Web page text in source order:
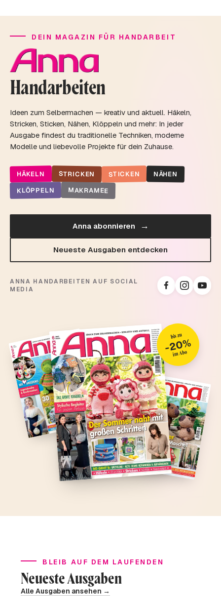
DEIN MAGAZIN FÜR HANDARBEIT
Handarbeiten
Ideen zum Selbermachen — kreativ und aktuell. Häkeln,
Stricken, Sticken, Nähen, Klöppeln und mehr: In jeder
Ausgabe findest du traditionelle Techniken, moderne
Modelle und liebevolle Projekte für dein Zuhause.
HÄKELN STRICKEN STICKEN NÄHEN
KLÖPPELN MAKRAMEE
Anna abonnieren →
Neueste Ausgaben entdecken
ANNA HANDARBEITEN AUF SOCIAL
MEDIA
bis zu
-20%
im Abo
BLEIB AUF DEM LAUFENDEN
Neueste Ausgaben
Alle Ausgaben ansehen →